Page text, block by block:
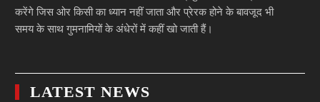
करेंगे जिस ओर किसी का ध्यान नहीं जाता और प्रेरक होने के बावजूद भी
समय के साथ गुमनामियों के अंधेरों में कहीं खो जाती हैं।
LATEST NEWS